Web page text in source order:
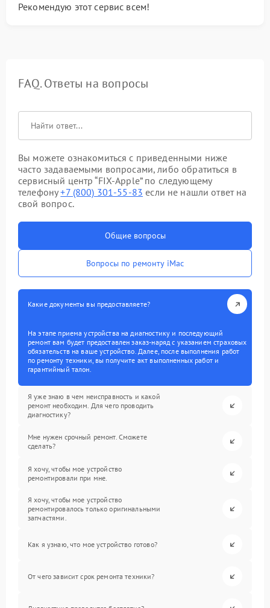
Рекомендую этот сервис всем!
FAQ. Ответы на вопросы
Вы можете ознакомиться с приведенными ниже
часто задаваемыми вопросами, либо обратиться в
сервисный центр “FIX-Apple” по следующему
телефону+7 (800) 301-55-83 если не нашли ответ на
свой вопрос.
Общие вопросы
Вопросы по ремонту iMac
Какие документы вы предоставляете?
На этапе приема устройства на диагностику и последующий
ремонт вам будет предоставлен заказ-наряд с указанием страховых
обязательств на ваше устройство. Далее, после выполнения работ
по ремонту техники, вы получите акт выполненных работ и
гарантийный талон.
Я уже знаю в чем неисправность и какой
ремонт необходим. Для чего проводить
диагностику?
Мне нужен срочный ремонт. Сможете
сделать?
Я хочу, чтобы мое устройство
ремонтировали при мне.
Я хочу, чтобы мое устройство
ремонтировалось только оригинальными
запчастями.
Как я узнаю, что мое устройство готово?
От чего зависит срок ремонта техники?